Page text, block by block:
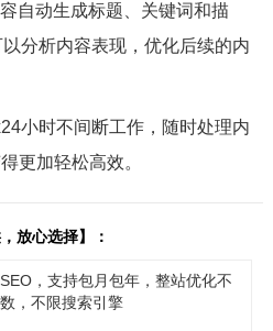
自动生成标题、关键词和描
分析内容表现，优化后续的内
小时不间断工作，随时处理内
更加轻松高效。
放心选择】：
，支持包月包年，整站优化不
，不限搜索引擎